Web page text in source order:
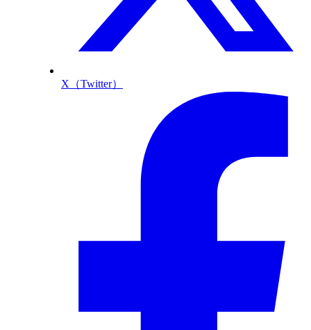
X（Twitter）